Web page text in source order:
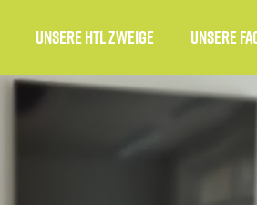
unsere HTL Zweige Unsere